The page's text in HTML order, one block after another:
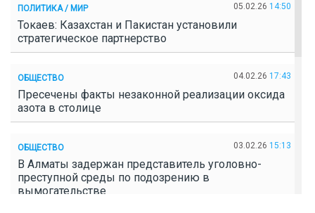
ПОЛИТИКА / МИР 05.02.26 14:50
Токаев: Казахстан и Пакистан установили
стратегическое партнерство
ОБЩЕСТВО 04.02.26 17:43
Пресечены факты незаконной реализации оксида
азота в столице
ОБЩЕСТВО 03.02.26 15:13
В Алматы задержан представитель уголовно-
преступной среды по подозрению в
вымогательстве